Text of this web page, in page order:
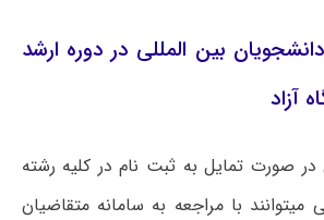
بین المللی در دوره ارشد
آزاد
در صورت تمایل به ثبت نام در کلیه رشته
با مراجعه به سامانه متقاضیان